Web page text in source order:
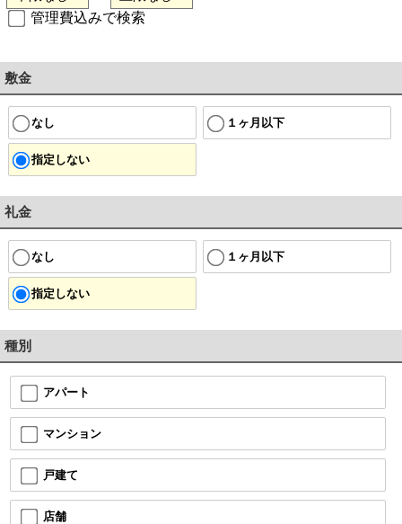
管理費込みで検索
敷金
なし １ヶ月以下
指定しない
礼金
なし １ヶ月以下
指定しない
種別
アパート
マンション
戸建て
店舗